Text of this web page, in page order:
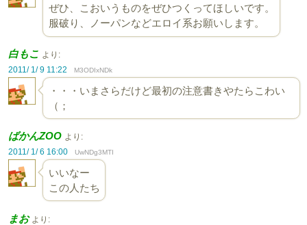
ぜひ、こおいうものをぜひつくってほしいです。
服破り、ノーパンなどエロイ系お願いします。
白もこ より:
2011/ 1/ 9 11:22
M3ODIxNDk
・・・いまさらだけど最初の注意書きやたらこわい
（；
ばかんZOO より:
2011/ 1/ 6 16:00
UwNDg3MTI
いいなー
この人たち
まお より: